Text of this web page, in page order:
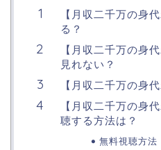
【月収二千万の身
る？
【月収二千万の身
見れない？
【月収二千万の身
【月収二千万の身
聴する方法は？
無料視聴方法